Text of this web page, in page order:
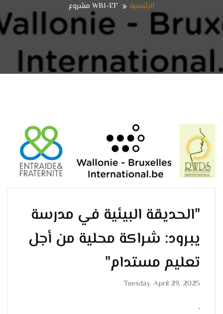
الرئيسية WBI-EF مشروع
"الحديقة البيئية في مدرسة
يبرود: شراكة محلية من أجل
تعليم مستدام"
Tuesday, April 29, 2025
.